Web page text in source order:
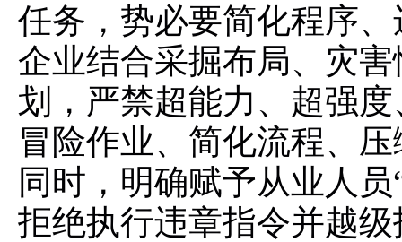
任务，势必要简化程序
企业结合采掘布局、灾
划，严禁超能力、超强
冒险作业、简化流程、
同时，明确赋予从业人
拒绝执行违章指令并越